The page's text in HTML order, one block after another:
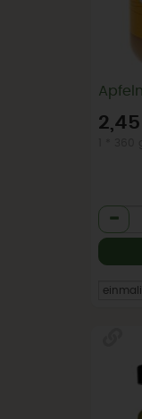
Anzahl